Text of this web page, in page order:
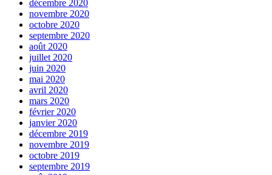
décembre 2020
novembre 2020
octobre 2020
septembre 2020
août 2020
juillet 2020
juin 2020
mai 2020
avril 2020
mars 2020
février 2020
janvier 2020
décembre 2019
novembre 2019
octobre 2019
septembre 2019